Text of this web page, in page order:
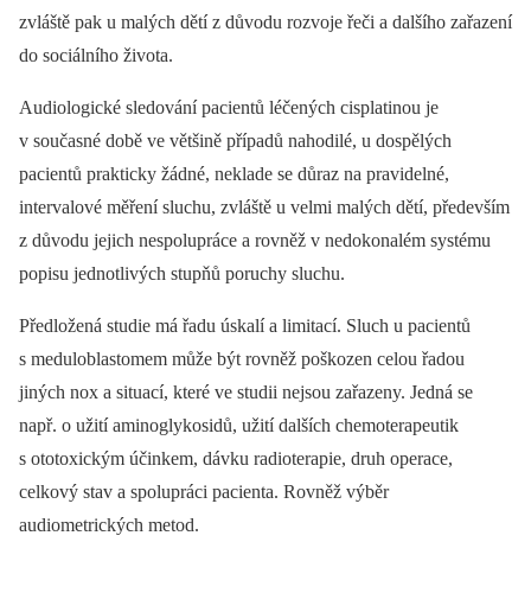
zvláště pak u malých dětí z důvodu rozvoje řeči a dalšího zařazení
do sociálního života.
Audiologické sledování pacientů léčených cisplatinou je
v současné době ve většině případů nahodilé, u dospělých
pacientů prakticky žádné, neklade se důraz na pravidelné,
intervalové měření sluchu, zvláště u velmi malých dětí, především
z důvodu jejich nespolupráce a rovněž v nedokonalém systému
popisu jednotlivých stupňů poruchy sluchu.
Předložená studie má řadu úskalí a limitací. Sluch u pacientů
s meduloblastomem může být rovněž poškozen celou řadou
jiných nox a situací, které ve studii nejsou zařazeny. Jedná se
např. o užití aminoglykosidů, užití dalších chemoterapeutik
s ototoxickým účinkem, dávku radioterapie, druh operace,
celkový stav a spolupráci pacienta. Rovněž výběr
audiometrických metod.